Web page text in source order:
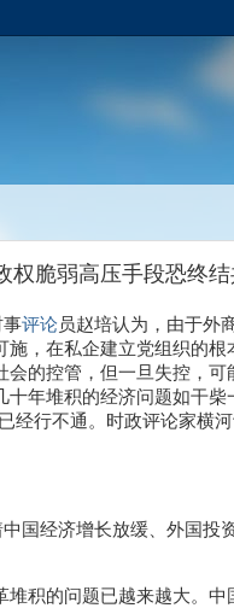
权脆弱高压手段恐终
事评论员赵培认为，由于外
，在私企建立党组织的根
会的控管，但一旦失控，
年堆积的经济问题如干柴
经行不通。时政评论家横
国经济增长放缓、外国投
积的问题已越来越大。